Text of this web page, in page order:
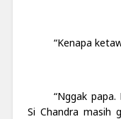
“Kenapa
“Nggak
Si Chandra masih